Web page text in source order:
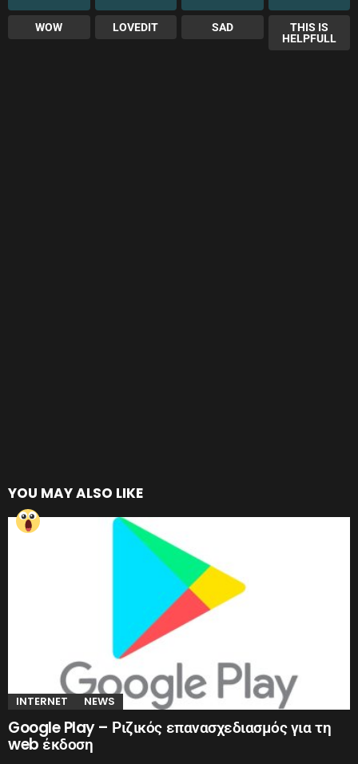
WOW LOVEDIT SAD
THIS IS
HELPFULL
YOU MAY ALSO LIKE
INTERNET NEWS
Google Play – Ριζικός επανασχεδιασμός για τη
web έκδοση